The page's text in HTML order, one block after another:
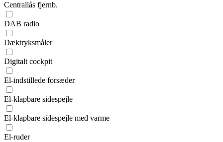
Centrallås fjernb.
DAB radio
Dæktryksmåler
Digitalt cockpit
El-indstillede forsæder
El-klapbare sidespejle
El-klapbare sidespejle med varme
El-ruder